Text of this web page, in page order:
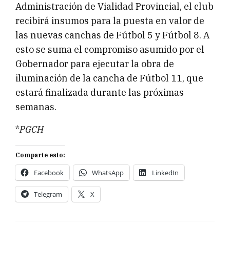
Administración de Vialidad Provincial, el club
recibirá insumos para la puesta en valor de
las nuevas canchas de Fútbol 5 y Fútbol 8. A
esto se suma el compromiso asumido por el
Gobernador para ejecutar la obra de
iluminación de la cancha de Fútbol 11, que
estará finalizada durante las próximas
semanas.
*PGCH
Comparte esto:
Facebook WhatsApp LinkedIn
Telegram X